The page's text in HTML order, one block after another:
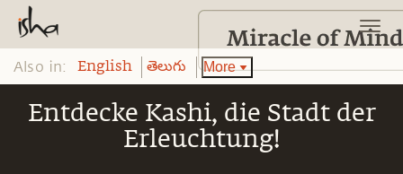
Also in: English తెలుగు More
Entdecke Kashi, die Stadt der
Erleuchtung!